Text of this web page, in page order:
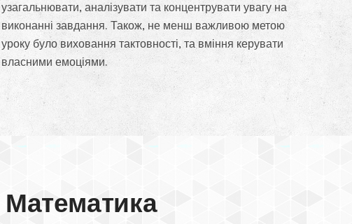
узагальнювати, аналізувати та концентрувати увагу на
виконанні завдання. Також, не менш важливою метою
уроку було виховання тактовності, та вміння керувати
власними емоціями.
Математика